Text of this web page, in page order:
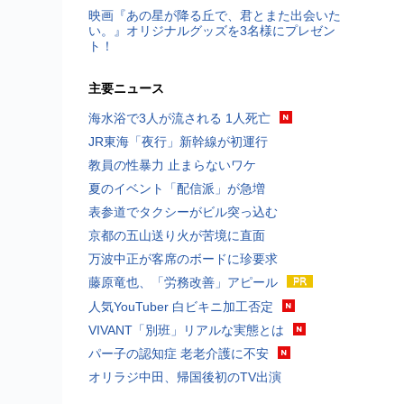
映画『あの星が降る丘で、君とまた出会いた
い。』オリジナルグッズを3名様にプレゼン
ト！
主要ニュース
海水浴で3人が流される 1人死亡
JR東海「夜行」新幹線が初運行
教員の性暴力 止まらないワケ
夏のイベント「配信派」が急増
表参道でタクシーがビル突っ込む
京都の五山送り火が苦境に直面
万波中正が客席のボードに珍要求
藤原竜也、「労務改善」アピール
人気YouTuber 白ビキニ加工否定
VIVANT「別班」リアルな実態とは
パー子の認知症 老老介護に不安
オリラジ中田、帰国後初のTV出演